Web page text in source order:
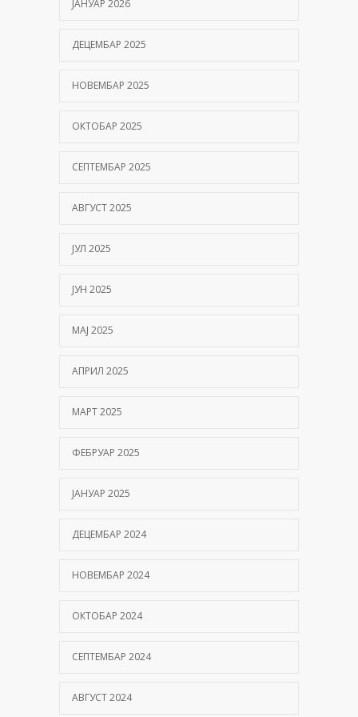
ЈАНУАР 2026
ДЕЦЕМБАР 2025
НОВЕМБАР 2025
ОКТОБАР 2025
СЕПТЕМБАР 2025
АВГУСТ 2025
ЈУЛ 2025
ЈУН 2025
МАЈ 2025
АПРИЛ 2025
МАРТ 2025
ФЕБРУАР 2025
ЈАНУАР 2025
ДЕЦЕМБАР 2024
НОВЕМБАР 2024
ОКТОБАР 2024
СЕПТЕМБАР 2024
АВГУСТ 2024